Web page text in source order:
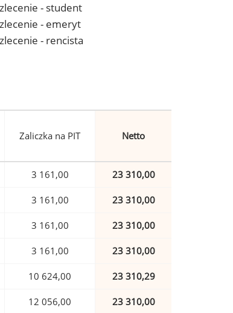
- student
- emeryt
- rencista
Zaliczka na PIT Netto
3 161,00 23 310,00
3 161,00 23 310,00
3 161,00 23 310,00
3 161,00 23 310,00
10 624,00 23 310,29
12 056,00 23 310,00